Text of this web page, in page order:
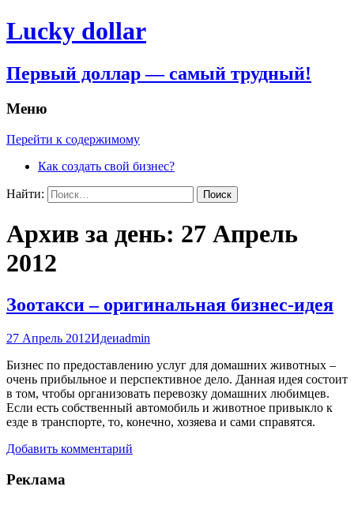
Lucky dollar
Первый доллар — самый трудный!
Меню
Перейти к содержимому
Как создать свой бизнес?
Найти:
Архив за день: 27 Апрель
2012
Зоотакси – оригинальная бизнес-идея
27 Апрель 2012Идеиadmin
Бизнес по предоставлению услуг для домашних животных –
очень прибыльное и перспективное дело. Данная идея состоит
в том, чтобы организовать перевозку домашних любимцев.
Если есть собственный автомобиль и животное привыкло к
езде в транспорте, то, конечно, хозяева и сами справятся.
Добавить комментарий
Реклама